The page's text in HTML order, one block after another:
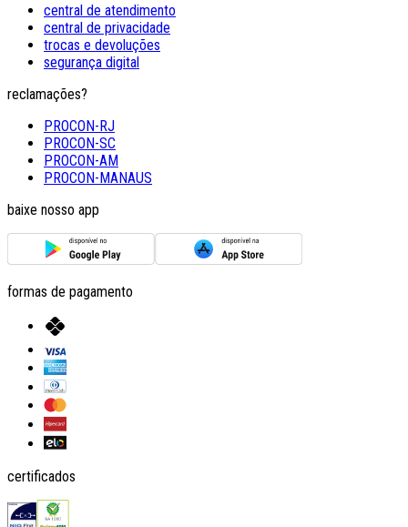
central de atendimento
central de privacidade
trocas e devoluções
segurança digital
reclamações?
PROCON-RJ
PROCON-SC
PROCON-AM
PROCON-MANAUS
baixe nosso app
formas de pagamento
certificados